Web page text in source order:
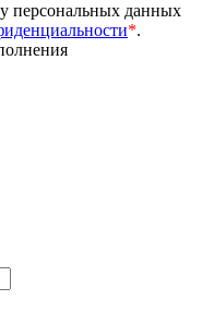
персональных данных
*.